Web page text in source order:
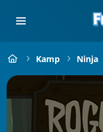
Kamp Ninja